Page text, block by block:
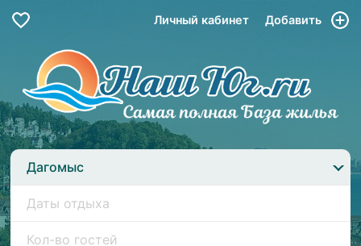
Личный кабинет Добавить
Дагомыс